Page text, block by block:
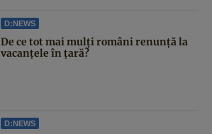
D:NEWS
De ce tot mai mulți români renunță la
vacanțele în țară?
D:NEWS